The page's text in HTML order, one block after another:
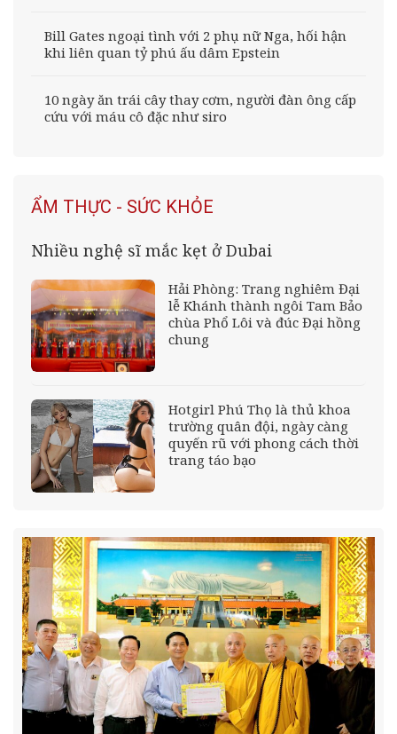
Bill Gates ngoại tình với 2 phụ nữ Nga, hối hận
khi liên quan tỷ phú ấu dâm Epstein
10 ngày ăn trái cây thay cơm, người đàn ông cấp
cứu với máu cô đặc như siro
ẨM THỰC - SỨC KHỎE
Nhiều nghệ sĩ mắc kẹt ở Dubai
Hải Phòng: Trang nghiêm Đại
lễ Khánh thành ngôi Tam Bảo
chùa Phổ Lôi và đúc Đại hồng
chung
Hotgirl Phú Thọ là thủ khoa
trường quân đội, ngày càng
quyến rũ với phong cách thời
trang táo bạo